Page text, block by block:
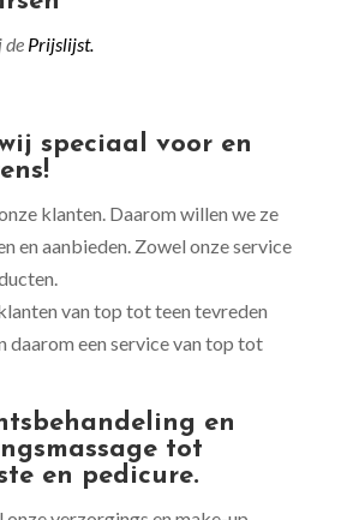
de Prijslijst.
speciaal voor en
klanten. Daarom willen we ze
en aanbieden. Zowel onze service
van top tot teen tevreden
daarom een service van top tot
en
tot
en pedicure.